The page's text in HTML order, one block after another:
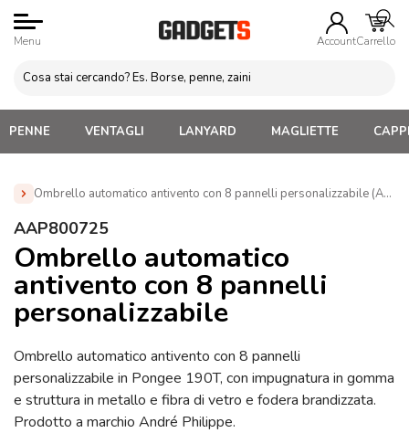
Menu AccountCarrello
PENNE VENTAGLI LANYARD MAGLIETTE
Ombrello automatico antivento con 8 pannelli personalizzabile
Home » Ombrelli Personalizzati
con 8 pannelli personalizzabile (AAP800725)
AAP800725
Ombrello automatico
antivento con 8 pannelli
personalizzabile
Ombrello automatico antivento con 8 pannelli
personalizzabile in Pongee 190T, con impugnatura in gomma
e struttura in metallo e fibra di vetro e fodera brandizzata.
Prodotto a marchio André Philippe.